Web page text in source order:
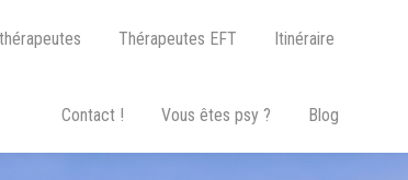
Thérapeutes EFT Itinéraire
Contact ! Vous êtes psy ? Blog